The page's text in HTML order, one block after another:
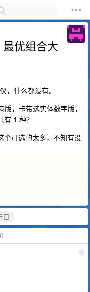
优组合大
，什么都没有。
，卡带选实体数字版，
1 种？
个可选的太多，不知有没
日
1